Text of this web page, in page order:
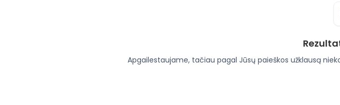
Apgailestaujame, tačiau pagal Jūsų paieškos užklausą